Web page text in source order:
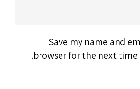
Save my name and
browser for the next time